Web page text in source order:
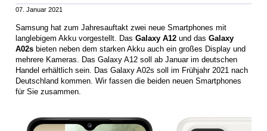
07. Januar 2021
Samsung hat zum Jahresauftakt zwei neue Smartphones mit
langlebigem Akku vorgestellt. Das Galaxy A12 und das Galaxy
A02s bieten neben dem starken Akku auch ein großes Display und
mehrere Kameras. Das Galaxy A12 soll ab Januar im deutschen
Handel erhältlich sein. Das Galaxy A02s soll im Frühjahr 2021 nach
Deutschland kommen. Wir fassen die beiden neuen Smartphones
für Sie zusammen.